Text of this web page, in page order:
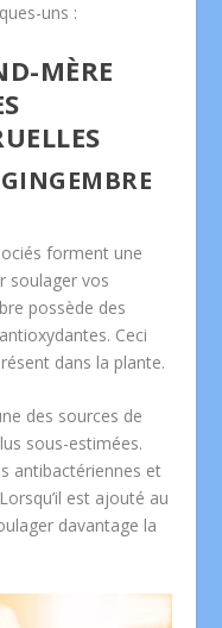
uns :
MÈRE
forment une
soulager vos
possède des
Ceci
dans la plante.
des sources de
sous-estimées.
antibactériennes et
est ajouté au
davantage la